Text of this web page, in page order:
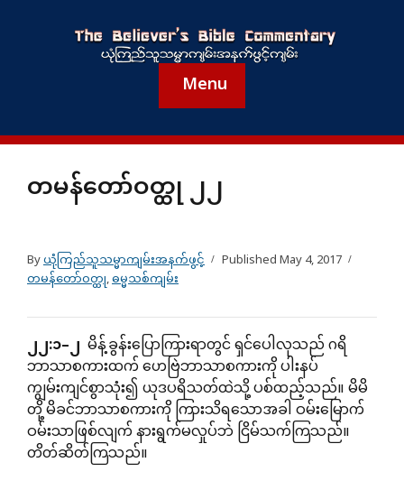
Menu
တမန်တော်ဝတ္ထု ၂၂
Byယုံကြည်သူသမ္မာကျမ်းအနက်ဖွင့် PublishedMay 4, 2017
တမန်တော်ဝတ္ထု,ဓမ္မသစ်ကျမ်း
၂၂:၁–၂ မိန့်ခွန်းပြောကြားရာတွင် ရှင်ပေါလုသည် ဂရိ
ဘာသာစကားထက် ဟေဗြဲဘာသာစကားကို ပါးနပ်
ကျွမ်းကျင်စွာသုံး၍ ယုဒပရိသတ်ထဲသို့ ပစ်ထည့်သည်။ မိမိ
တို့ မိခင်ဘာသာစကားကို ကြားသိရသောအခါ ဝမ်းမြောက်
ဝမ်းသာဖြစ်လျက် နားရွက်မလှုပ်ဘဲ ငြိမ်သက်ကြသည်။
တိတ်ဆိတ်ကြသည်။